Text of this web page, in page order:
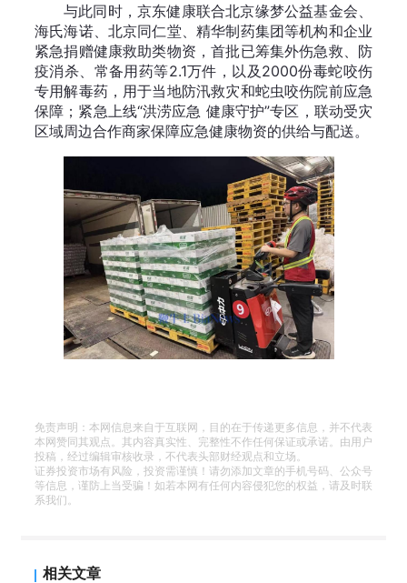
与此同时，京东健康联合北京缘梦公益基金会、
海氏海诺、北京同仁堂、精华制药集团等机构和企业
紧急捐赠健康救助类物资，首批已筹集外伤急救、防
疫消杀、常备用药等2.1万件，以及2000份毒蛇咬伤
专用解毒药，用于当地防汛救灾和蛇虫咬伤院前应急
保障；紧急上线“洪涝应急 健康守护”专区，联动受灾
区域周边合作商家保障应急健康物资的供给与配送。
免责声明：本网信息来自于互联网，目的在于传递更多信息，并不代表
本网赞同其观点。其内容真实性、完整性不作任何保证或承诺。由用户
投稿，经过编辑审核收录，不代表头部财经观点和立场。
证券投资市场有风险，投资需谨慎！请勿添加文章的手机号码、公众号
等信息，谨防上当受骗！如若本网有任何内容侵犯您的权益，请及时联
系我们。
相关文章